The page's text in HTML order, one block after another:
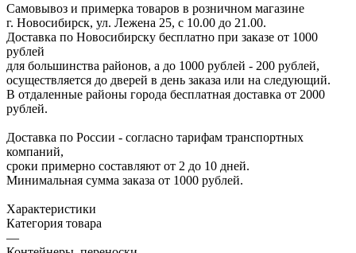
Самовывоз и примерка товаров в розничном магазине
г. Новосибирск, ул. Лежена 25, с 10.00 до 21.00.
Доставка по Новосибирску бесплатно при заказе от 1000
рублей
для большинства районов, а до 1000 рублей - 200 рублей,
осуществляется до дверей в день заказа или на следующий.
В отдаленные районы города бесплатная доставка от 2000
рублей.
Доставка по России - согласно тарифам транспортных
компаний,
сроки примерно составляют от 2 до 10 дней.
Минимальная сумма заказа от 1000 рублей.
Характеристики
Категория товара
—